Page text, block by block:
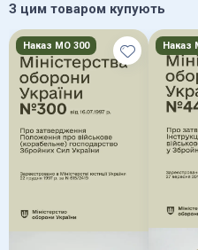
З цим товаром купують
Наказ МО 300 Наказ